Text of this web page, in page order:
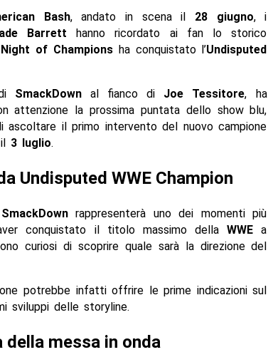
Bash, andato in scena il 28 giugno, i
Barrett hanno ricordato ai fan lo storico
Night of Champions ha conquistato l’Undisputed
SmackDownal fianco di Joe Tessitore, ha
attenzione la prossima puntata dello show blu,
ascoltare il primo intervento del nuovo campione
3 luglio.
Undisputed WWE Champion
SmackDownrappresenterà uno dei momenti più
conquistato il titolo massimo dellaWWE a
curiosi di scoprire quale sarà la direzione del
potrebbe infatti offrire le prime indicazioni sul
sviluppi delle storyline.
messa in onda